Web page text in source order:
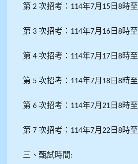
第 2 次招考： 114年7月 15 日 8時至
第 3 次招考： 114年7月 16 日 8時至
第 4 次招考： 114年7月 17 日 8時至
第 5 次招考： 114年7月 18 日 8時至
第 6 次招考： 114年7月 21 日 8時至
第 7 次招考： 114年7月 22 日 8時至
三、甄試時間: